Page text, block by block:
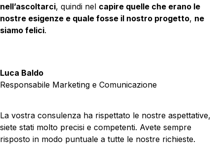
nell’ascoltarci, quindi nel capire quelle che erano le
nostre esigenze e quale fosse il nostro progetto, ne
siamo felici.
Luca Baldo
Responsabile Marketing e Comunicazione
La vostra consulenza ha rispettato le nostre aspettative,
siete stati molto precisi e competenti. Avete sempre
risposto in modo puntuale a tutte le nostre richieste.